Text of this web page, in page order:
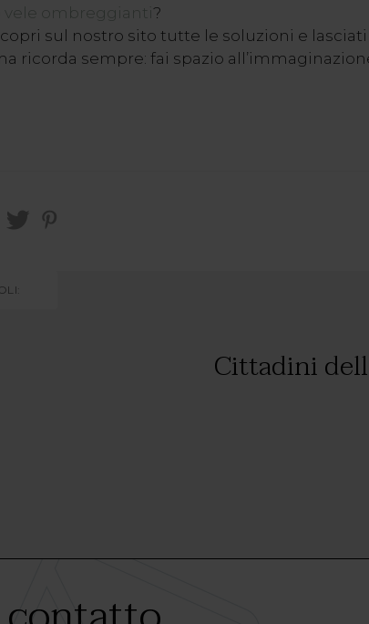
vele ombreggianti ?
sul nostro sito tutte le soluzioni e lasciati
ricorda sempre: fai spazio
Cittadini